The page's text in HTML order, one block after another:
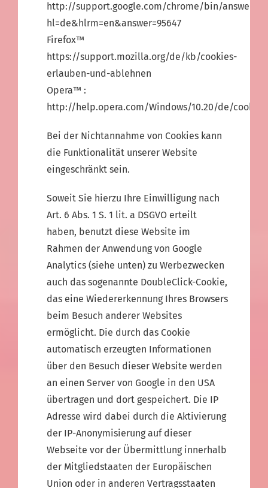
http://support.google.com/chrome/bin/
hl=de&hlrm=en&answer=95647
Firefox™
https://support.mozilla.org/de/kb/cookies-
erlauben-und-ablehnen
Opera™ :
http://help.opera.com/Windows/10.20/de/
Bei der Nichtannahme von Cookies kann
die Funktionalität unserer Website
eingeschränkt sein.
Soweit Sie hierzu Ihre Einwilligung nach
Art. 6 Abs. 1 S. 1 lit. a DSGVO erteilt
haben, benutzt diese Website im
Rahmen der Anwendung von Google
Analytics (siehe unten) zu Werbezwecken
auch das sogenannte DoubleClick-Cookie,
das eine Wiedererkennung Ihres Browsers
beim Besuch anderer Websites
ermöglicht. Die durch das Cookie
automatisch erzeugten Informationen
über den Besuch dieser Website werden
an einen Server von Google in den USA
übertragen und dort gespeichert. Die IP
Adresse wird dabei durch die Aktivierung
der IP-Anonymisierung auf dieser
Webseite vor der Übermittlung innerhalb
der Mitgliedstaaten der Europäischen
Union oder in anderen Vertragsstaaten